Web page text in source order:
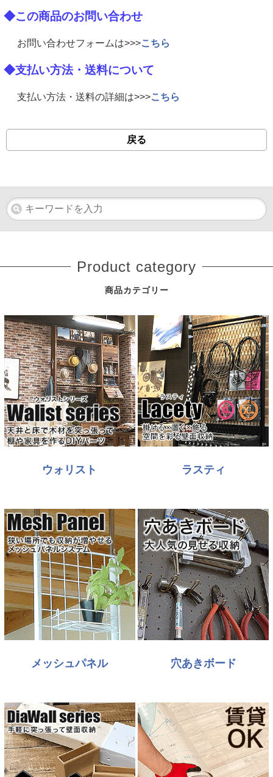
◆この商品のお問い合わせ
お問い合わせフォームは>>>こちら
◆支払い方法・送料について
支払い方法・送料の詳細は>>>こちら
戻る
Product category
商品カテゴリー
ウォリスト ラスティ
メッシュパネル 穴あきボード